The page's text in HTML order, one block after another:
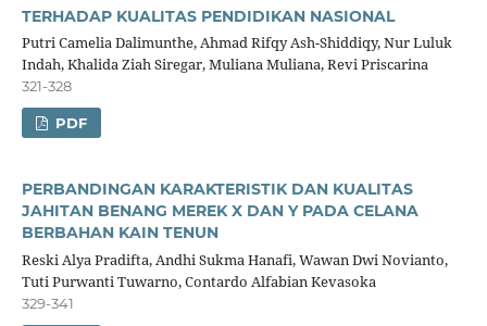
TERHADAP KUALITAS PENDIDIKAN NASIONAL
Putri Camelia Dalimunthe, Ahmad Rifqy Ash-Shiddiqy, Nur Luluk
Indah, Khalida Ziah Siregar, Muliana Muliana, Revi Priscarina
321-328
PDF
PERBANDINGAN KARAKTERISTIK DAN KUALITAS
JAHITAN BENANG MEREK X DAN Y PADA CELANA
BERBAHAN KAIN TENUN
Reski Alya Pradifta, Andhi Sukma Hanafi, Wawan Dwi Novianto,
Tuti Purwanti Tuwarno, Contardo Alfabian Kevasoka
329-341